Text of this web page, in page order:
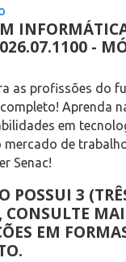
-
as profissões do
Aprenda
em
mercado de
Senac!
POSSUI 3
CONSULTE
EM